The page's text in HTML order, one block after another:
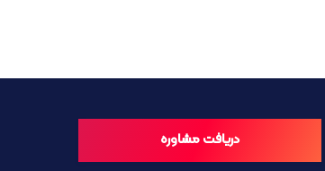
دریافت مشاوره